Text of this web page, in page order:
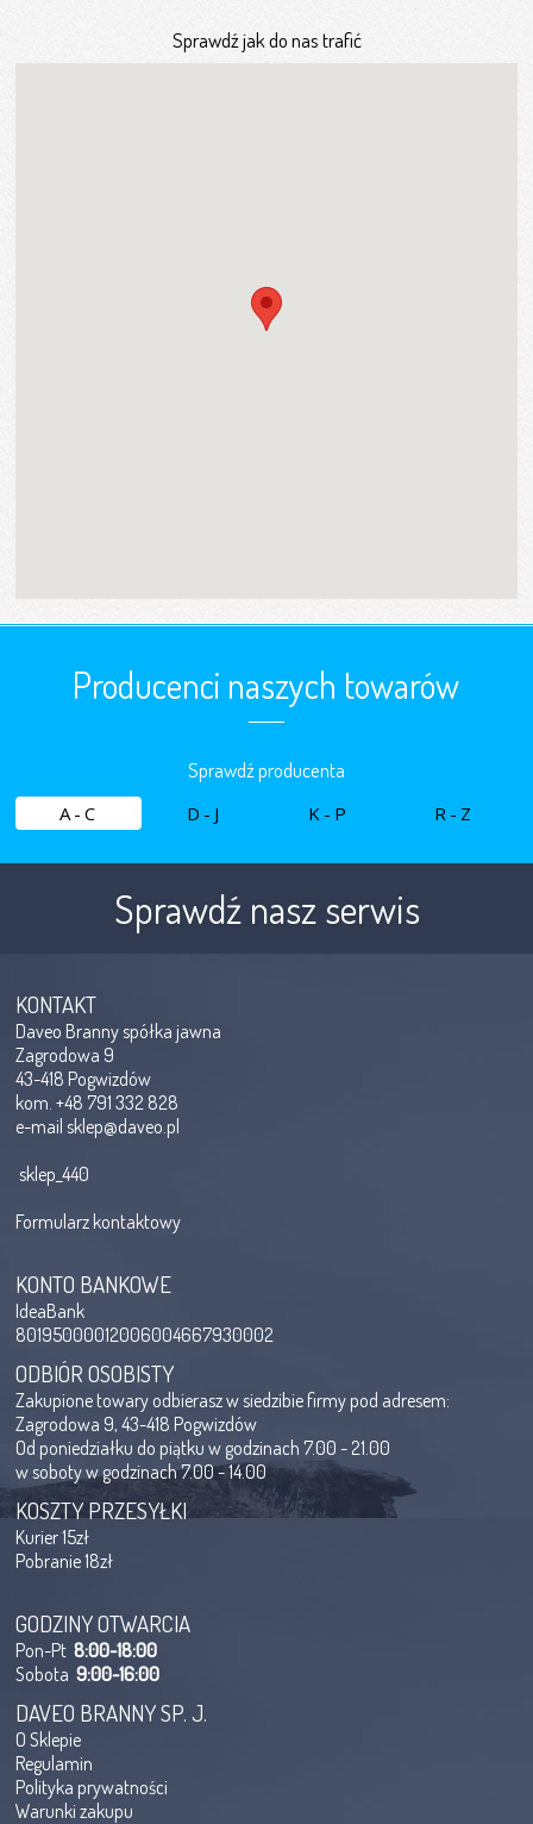
Sprawdź jak do nas trafić
Producenci naszych towarów
Sprawdź producenta
A-C D-J K-P R-Z
Sprawdź nasz serwis
KONTAKT
Daveo Branny spółka jawna
Zagrodowa 9
43-418 Pogwizdów
kom. +48 791 332 828
e-mailsklep@daveo.pl
sklep_440
Formularz kontaktowy
KONTO BANKOWE
IdeaBank
80195000012006004667930002
ODBIÓR OSOBISTY
Zakupione towary odbierasz w siedzibie firmy pod adresem:
Zagrodowa 9, 43-418 Pogwizdów
Od poniedziałku do piątku w godzinach 7.00 - 21.00
w soboty w godzinach 7.00 - 14.00
KOSZTY PRZESYŁKI
Kurier 15zł
Pobranie 18zł
GODZINY OTWARCIA
Pon-Pt8:00-18:00
Sobota9:00-16:00
DAVEO BRANNY SP. J.
O Sklepie
Regulamin
Polityka prywatności
Warunki zakupu